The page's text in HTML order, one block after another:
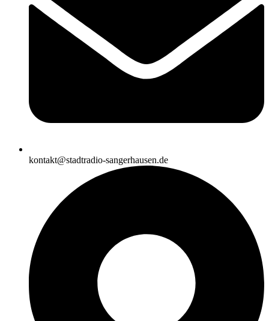
kontakt@stadtradio-sangerhausen.de